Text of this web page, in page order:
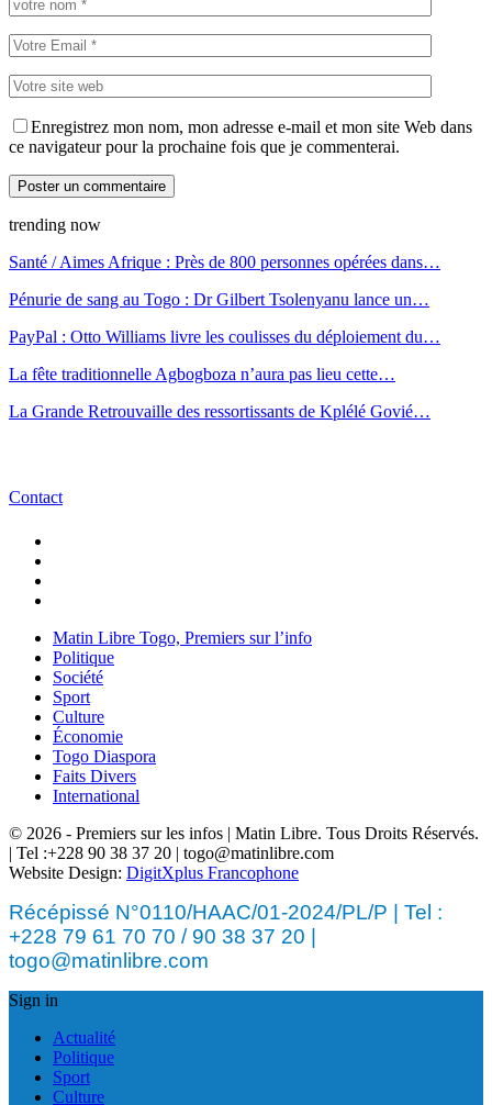
Enregistrez mon nom, mon adresse e-mail et mon site Web dans
ce navigateur pour la prochaine fois que je commenterai.
trending now
Santé / Aimes Afrique : Près de 800 personnes opérées dans…
Pénurie de sang au Togo : Dr Gilbert Tsolenyanu lance un…
PayPal : Otto Williams livre les coulisses du déploiement du…
La fête traditionnelle Agbogboza n’aura pas lieu cette…
La Grande Retrouvaille des ressortissants de Kplélé Govié…
Contact
Matin Libre Togo, Premiers sur l’info
Politique
Société
Sport
Culture
Économie
Togo Diaspora
Faits Divers
International
© 2026 - Premiers sur les infos | Matin Libre. Tous Droits Réservés.
| Tel :+228 90 38 37 20 | togo@matinlibre.com
Website Design: DigitXplus Francophone
Récépissé N°0110/HAAC/01-2024/PL/P | Tel :
+228 79 61 70 70 / 90 38 37 20 |
togo@matinlibre.com
Sign in
Actualité
Politique
Sport
Culture